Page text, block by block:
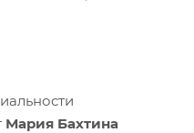
Мария Бахтина